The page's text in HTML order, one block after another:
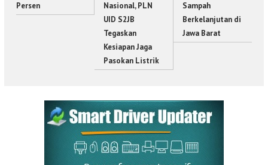
Persen
Nasional, PLN
UID S2JB
Tegaskan
Kesiapan Jaga
Pasokan Listrik
Sampah
Berkelanjutan di
Jawa Barat